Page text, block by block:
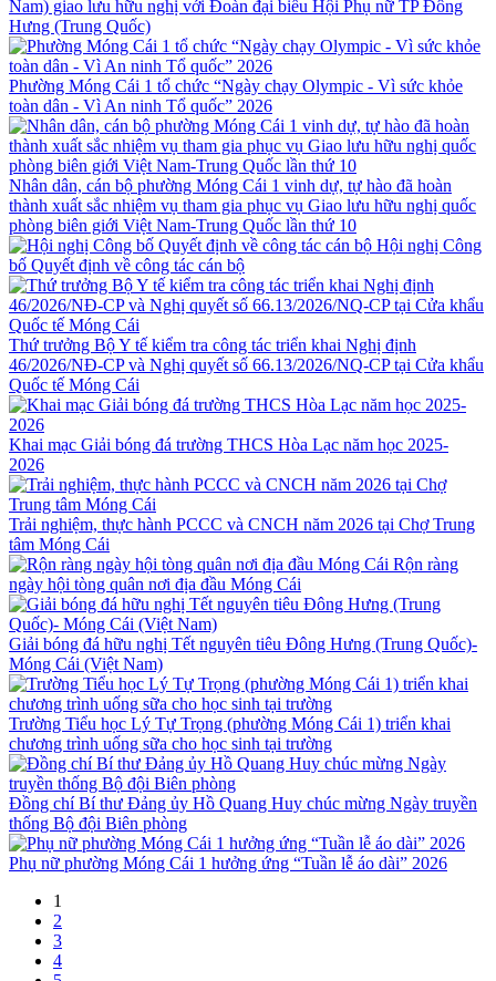
Nam) giao lưu hữu nghị với Đoàn đại biểu Hội Phụ nữ TP Đông
Hưng (Trung Quốc)
Phường Móng Cái 1 tổ chức “Ngày chạy Olympic - Vì sức khỏe
toàn dân - Vì An ninh Tổ quốc” 2026
Nhân dân, cán bộ phường Móng Cái 1 vinh dự, tự hào đã hoàn
thành xuất sắc nhiệm vụ tham gia phục vụ Giao lưu hữu nghị quốc
phòng biên giới Việt Nam-Trung Quốc lần thứ 10
Hội nghị Công
bố Quyết định về công tác cán bộ
Thứ trưởng Bộ Y tế kiểm tra công tác triển khai Nghị định
46/2026/NĐ-CP và Nghị quyết số 66.13/2026/NQ-CP tại Cửa khẩu
Quốc tế Móng Cái
Khai mạc Giải bóng đá trường THCS Hòa Lạc năm học 2025-
2026
Trải nghiệm, thực hành PCCC và CNCH năm 2026 tại Chợ Trung
tâm Móng Cái
Rộn ràng
ngày hội tòng quân nơi địa đầu Móng Cái
Giải bóng đá hữu nghị Tết nguyên tiêu Đông Hưng (Trung Quốc)-
Móng Cái (Việt Nam)
Trường Tiểu học Lý Tự Trọng (phường Móng Cái 1) triển khai
chương trình uống sữa cho học sinh tại trường
Đồng chí Bí thư Đảng ủy Hồ Quang Huy chúc mừng Ngày truyền
thống Bộ đội Biên phòng
Phụ nữ phường Móng Cái 1 hưởng ứng “Tuần lễ áo dài” 2026
1
2
3
4